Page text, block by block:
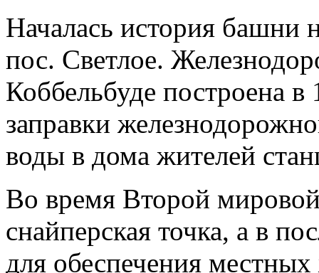
Началась история башни
пос. Светлое.
Коббельбуде построена
заправки
воды в дома жителей
Во время Второй
снайперская точка, а в
для обеспечения